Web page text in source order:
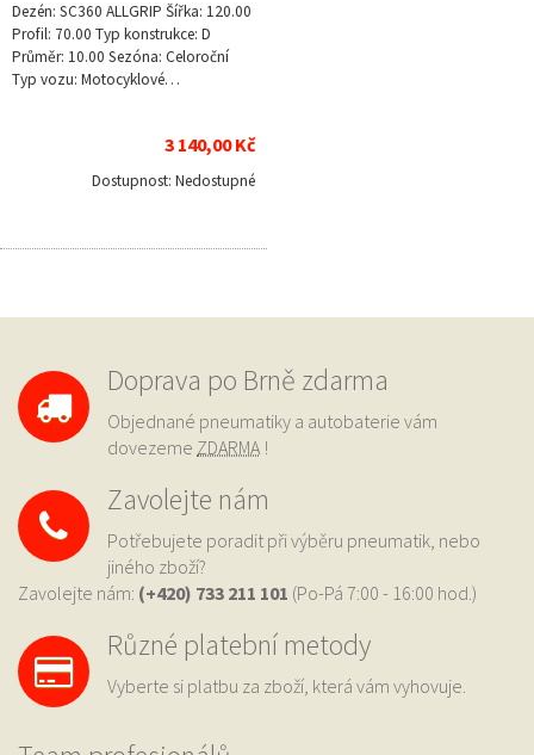
Dezén: SC360 ALLGRIP Šířka: 120.00
Profil: 70.00 Typ konstrukce: D
Průměr: 10.00 Sezóna: Celoroční
Typ vozu: Motocyklové…
3 140,00 Kč
Dostupnost: Nedostupné
Doprava po Brně zdarma
Objednané pneumatiky a autobaterie vám
dovezeme ZDARMA !
Zavolejte nám
Potřebujete poradit při výběru pneumatik, nebo
jiného zboží?
Zavolejte nám: (+420) 733 211 101 (Po-Pá 7:00 - 16:00 hod.)
Různé platební metody
Vyberte si platbu za zboží, která vám vyhovuje.